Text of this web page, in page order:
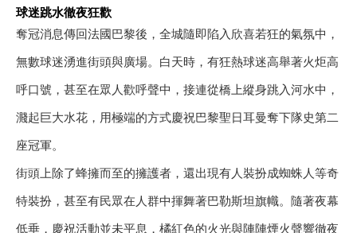
球迷跳水徹夜狂歡
奪冠消息傳回法國巴黎後，全城隨即陷入欣喜若狂的氣氛中，
無數球迷湧進街頭與廣場。白天時，有狂熱球迷高舉著火炬高
呼口號，甚至在眾人歡呼聲中，接連從橋上縱身跳入河水中，
濺起巨大水花，用極端的方式慶祝巴黎聖日耳曼奪下隊史第二
座冠軍。
街頭上除了蜂擁而至的擁護者，還出現有人裝扮成蜘蛛人等奇
特裝扮，甚至有民眾在人群中揮舞著巴勒斯坦旗幟。隨著夜幕
低垂，慶祝活動並未平息，橘紅色的火光與陣陣煙火聲響徹夜